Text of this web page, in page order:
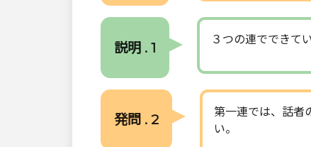
説明 . 1 ３つの連でできてい
発問 . 2
第一連では、話者
い。